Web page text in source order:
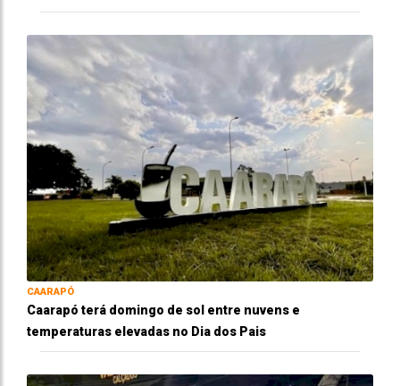
CAARAPÓ
Caarapó terá domingo de sol entre nuvens e
temperaturas elevadas no Dia dos Pais